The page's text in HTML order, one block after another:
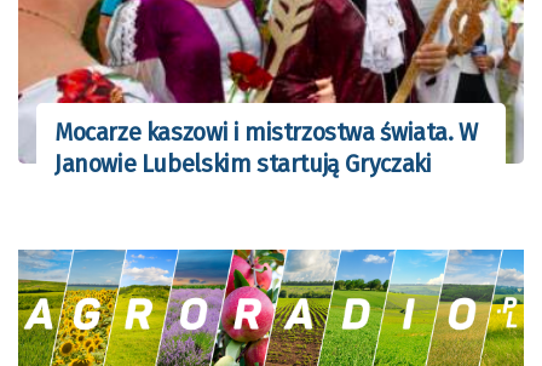
Mocarze kaszowi i mistrzostwa świata. W
Janowie Lubelskim startują Gryczaki